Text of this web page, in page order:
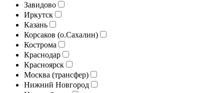
Завидово
Иркутск
Казань
Корсаков (о.Сахалин)
Кострома
Краснодар
Красноярск
Москва (трансфер)
Нижний Новгород